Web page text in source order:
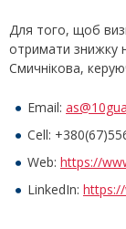
Для того, щоб
отримати знижку
Смичнікова,
Email:
Cell:
Web: https://
LinkedIn: